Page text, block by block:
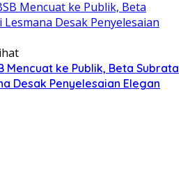
Mencuat ke Publik, Beta Subrata
Desak Penyelesaian Elegan